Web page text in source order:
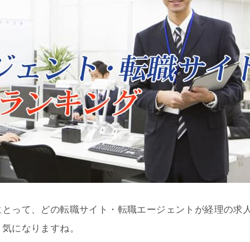
って、どの転職サイト・転職エージェントが経理の求
になりますね。